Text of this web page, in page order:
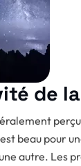
de
beau pour
autre. Les